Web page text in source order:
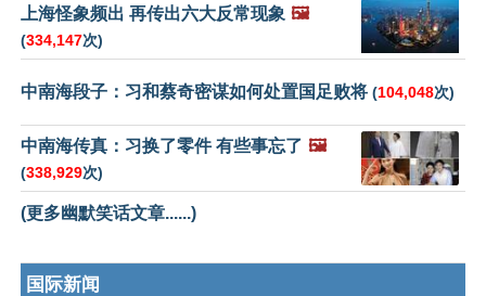
上海怪象频出 再传出六大反常现象 🖼️
(334,147次)
中南海段子：习和蔡奇密谋如何处置国足败将 (104,048次)
中南海传真：习换了零件 有些事忘了 🖼️
(338,929次)
(更多幽默笑话文章......)
国际新闻